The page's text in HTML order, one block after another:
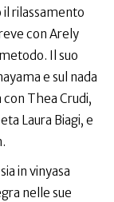
il rilassamento
con Arely
Il suo
e sul nada
Thea Crudi,
Laura Biagi, e
in vinyasa
nelle sue